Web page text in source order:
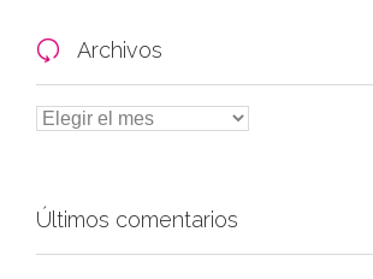
 Archivos
Últimos comentarios